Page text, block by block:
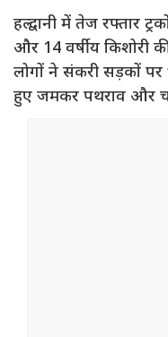
हल्द्वानी में तेज रफ्तार
और 14 वर्षीय किशोरी
लोगों ने संकरी सड़कों पर
हुए जमकर पथराव और